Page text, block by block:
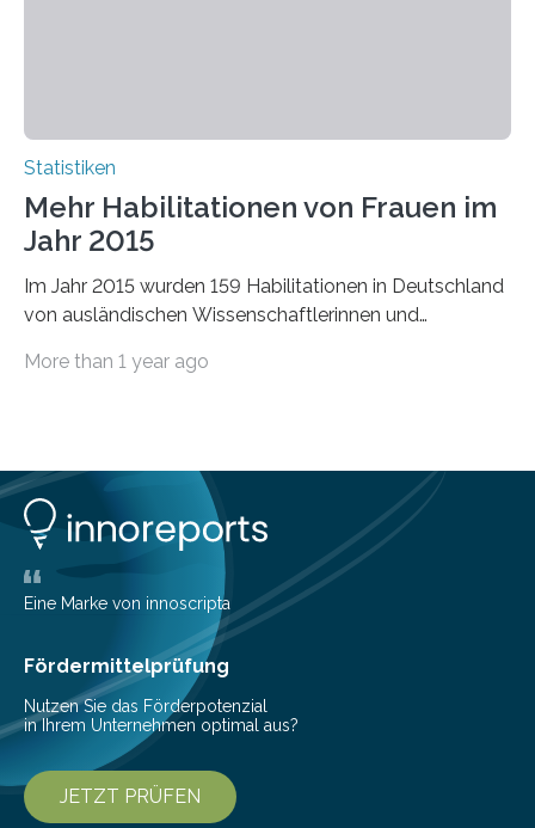
Statistiken
Mehr Habilitationen von Frauen im
Jahr 2015
Im Jahr 2015 wurden 159 Habilitationen in Deutschland
von ausländischen Wissenschaftlerinnen und
More than 1 year ago
Eine Marke von innoscripta
Fördermittelprüfung
Nutzen Sie das Förderpotenzial
in Ihrem Unternehmen optimal aus?
JETZT PRÜFEN